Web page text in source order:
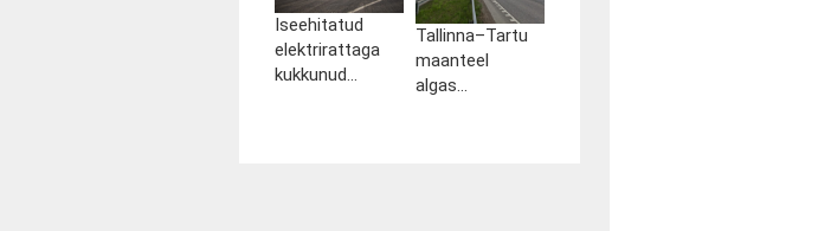
Iseehitatud
elektrirattaga
kukkunud...
Tallinna–Tartu
maanteel
algas...